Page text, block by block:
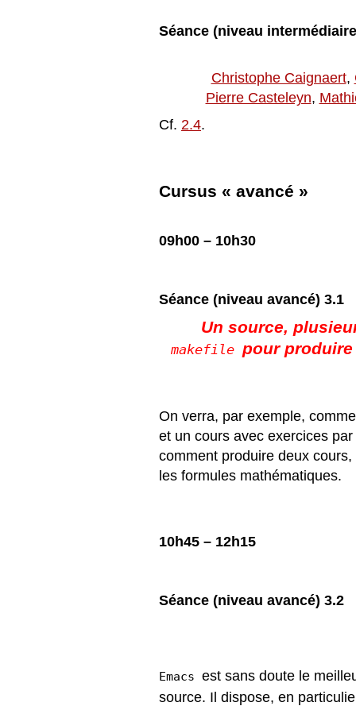
Séance (niveau interm
Christophe Caignaert,
Pierre Casteleyn,
Cf. 2.4.
Cursus « avancé »
09h00 – 10h30
Séance (niveau avancé) 3.1
Un source,
makefile pour
On verra, par exemple,
et un cours avec exercices
comment produire deux
les formules mathématiques.
10h45 – 12h15
Séance (niveau avancé) 3.2
Emacs est sans doute le
source. Il dispose, en